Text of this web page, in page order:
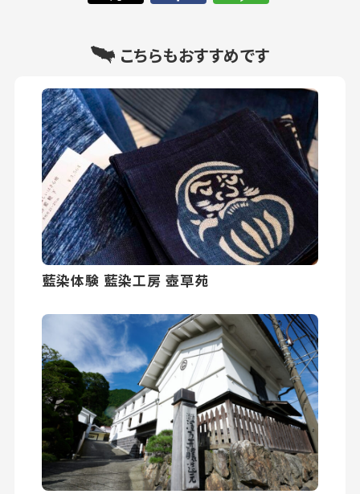
こちらもおすすめです
藍染体験 藍染工房 壺草苑